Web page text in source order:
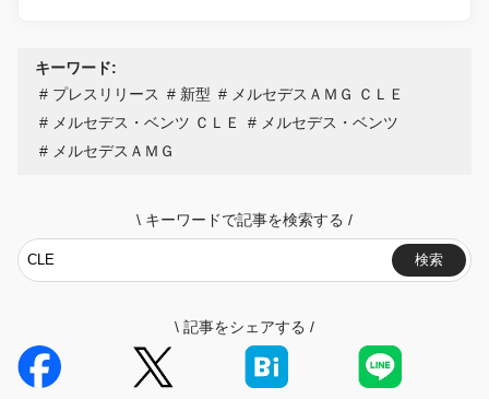
キーワード:
プレスリリース
新型
メルセデスＡＭＧ ＣＬＥ
メルセデス・ベンツ ＣＬＥ
メルセデス・ベンツ
メルセデスＡＭＧ
\ キーワードで記事を検索する /
検索
\ 記事をシェアする /